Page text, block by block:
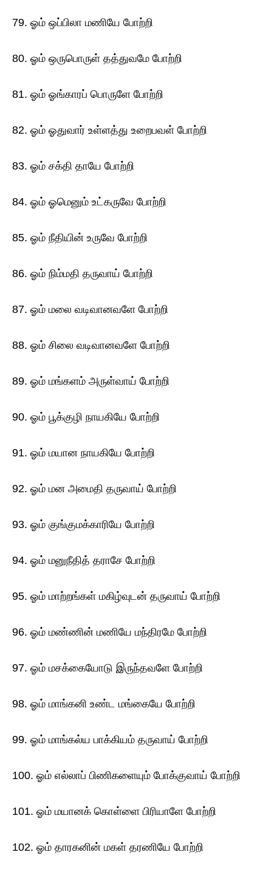
79. ஓம் ஒப்பிலா மணியே போற்றி
80. ஓம் ஒருபொருள் தத்துவமே போற்றி
81. ஓம் ஓங்காரப் பொருளே போற்றி
82. ஓம் ஓதுவார் உள்ளத்து உறைபவள் போற்றி
83. ஓம் சக்தி தாயே போற்றி
84. ஓம் ஓமெனும் உட்கருவே போற்றி
85. ஓம் நீதியின் உருவே போற்றி
86. ஓம் நிம்மதி தருவாய் போற்றி
87. ஓம் மலை வடிவானவளே போற்றி
88. ஓம் சிலை வடிவானவளே போற்றி
89. ஓம் மங்களம் அருள்வாய் போற்றி
90. ஓம் பூக்குழி நாயகியே போற்றி
91. ஓம் மயான நாயகியே போற்றி
92. ஓம் மன அமைதி தருவாய் போற்றி
93. ஓம் குங்குமக்காரியே போற்றி
94. ஓம் மனுநீதித் தராசே போற்றி
95. ஓம் மாற்றங்கள் மகிழ்வுடன் தருவாய் போற்றி
96. ஓம் மண்ணின் மணியே மந்திரமே போற்றி
97. ஓம் மசக்கையோடு இருந்தவளே போற்றி
98. ஓம் மாங்கனி உண்ட மங்கையே போற்றி
99. ஓம் மாங்கல்ய பாக்கியம் தருவாய் போற்றி
100. ஓம் எல்லாப் பிணிகளையும் போக்குவாய் போற்றி
101. ஓம் மயானக் கொள்ளை பிரியாளே போற்றி
102. ஓம் தாரகனின் மகள் தரணியே போற்றி